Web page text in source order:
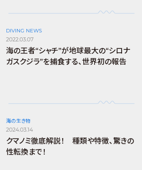
DIVING NEWS
2022.03.07
海の王者“シャチ”が地球最大の“シロナ
ガスクジラ”を捕食する、世界初の報告
海の生き物
2024.03.14
クマノミ徹底解説！ 種類や特徴、驚きの
性転換まで！